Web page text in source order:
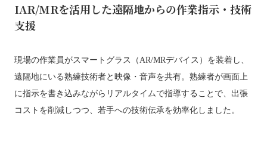
IAR/MRを活用した遠隔地からの作業指示・技術
支援
現場の作業員がスマートグラス（AR/MRデバイス）を装着し、
遠隔地にいる熟練技術者と映像・音声を共有。熟練者が画面上
に指示を書き込みながらリアルタイムで指導することで、出張
コストを削減しつつ、若手への技術伝承を効率化しました。